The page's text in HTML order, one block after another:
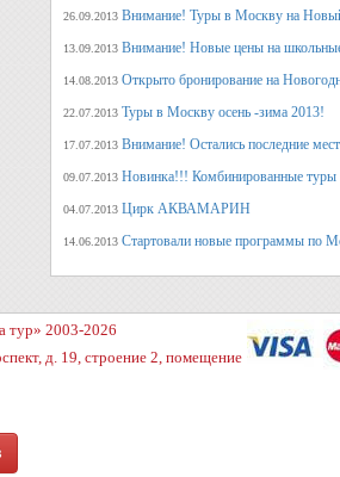
26.09.2013 Внимание! Туры в Москву на
13.09.2013 Внимание! Новые цены на
14.08.2013 Открыто бронирование на
22.07.2013 Туры в Москву осень -зима 2013!
17.07.2013 Внимание! Остались последние
09.07.2013 Новинка!!! Комбинированные туры
04.07.2013 Цирк АКВАМАРИН
14.06.2013 Стартовали новые программы по
тур» 2003-2026
д. 19, строение 2, помещение